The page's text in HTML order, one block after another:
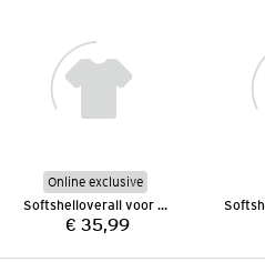
Online exclusive
Softshelloverall voor baby's
Prijs:
€ 35,99